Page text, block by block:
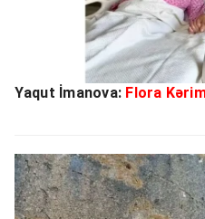
Yaqut İmanova: Flora